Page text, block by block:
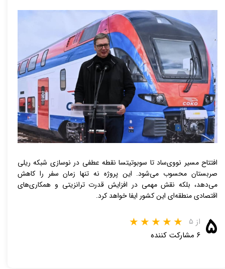
افتتاح مسیر نووی‌ساد تا سوبوتیتسا نقطه عطفی در نوسازی شبکه ریلی
صربستان محسوب می‌شود. این پروژه نه تنها زمان سفر را کاهش
می‌دهد، بلکه نقش مهمی در افزایش قدرت ترانزیتی و همکاری‌های
اقتصادی منطقه‌ای این کشور ایفا خواهد کرد.
۵ از ۵
۶ مشارکت کننده